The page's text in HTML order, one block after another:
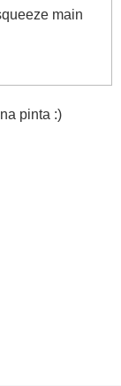
main
pinta :)